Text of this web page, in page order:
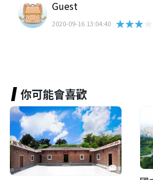
Guest
2020-09-16 13:04:40
你可能會喜歡